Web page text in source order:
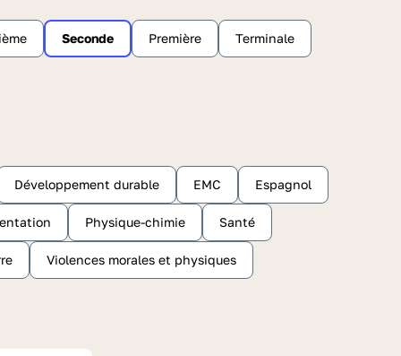
Seconde Première Terminale
Développement durable EMC Espagnol
Physique-chimie Santé
Violences morales et physiques